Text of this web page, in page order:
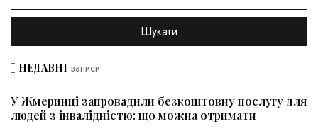
НЕДАВНІ записи
У Жмеринці запровадили безкоштовну послугу для
людей з інвалідністю: що можна отримати